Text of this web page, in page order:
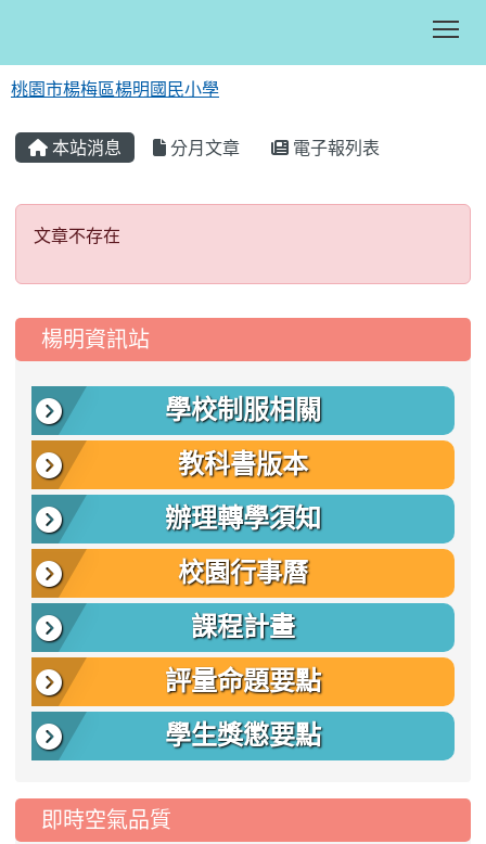
桃園市楊梅區楊明國民小學
本站消息 分月文章 電子報列表
文章不存在
文章不存在
::: 楊明資訊站
學校制服相關
教科書版本
辦理轉學須知
校園行事曆
課程計畫
評量命題要點
學生獎懲要點
即時空氣品質